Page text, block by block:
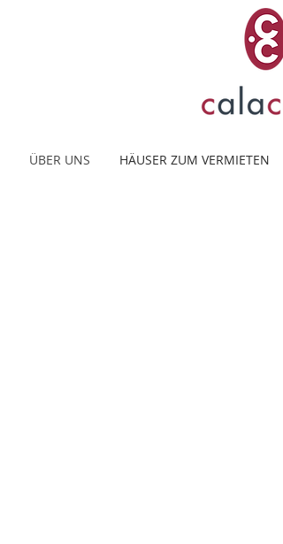
ÜBER UNS HÄUSER ZUM VERMIETEN